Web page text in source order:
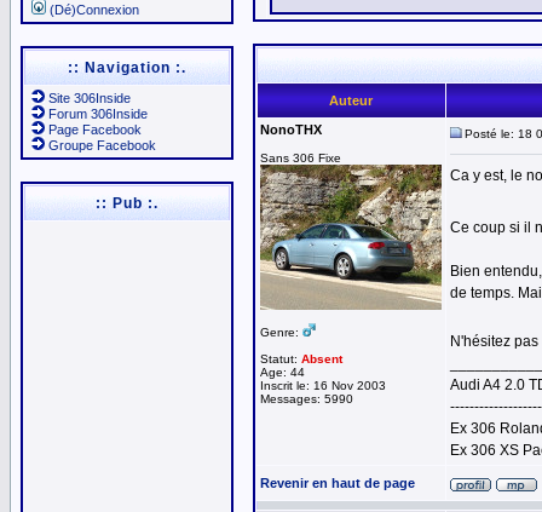
(Dé)Connexion
:: Navigation :.
Site 306Inside
Forum 306Inside
Page Facebook
Groupe Facebook
:: Pub :.
Auteur
NonoTHX
Sans 306 Fixe
Genre:
Statut: Absent
Age: 44
Inscrit le: 16 Nov 2003
Messages: 5990
Posté le: 18
Ca y est, le
Ce coup si il
Bien
de temps.
N'hésitez
Audi A4 2.0
Ex 306
Ex 306 XS
Revenir en haut de page